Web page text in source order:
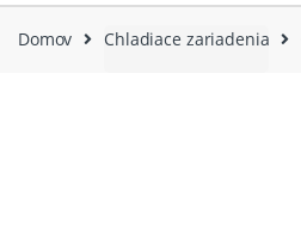
Domov Chladiace zariadenia